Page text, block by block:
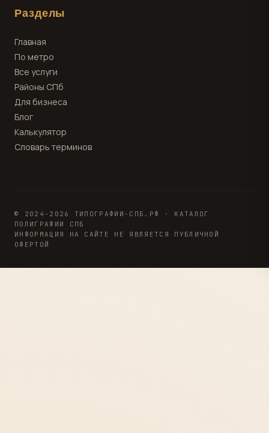
Разделы
Главная
По метро
Все услуги
Районы СПб
Для бизнеса
Блог
Калькулятор
Словарь терминов
© 2024-2026 ТИПОГРАФИИ-СПБ.РФ · КАТАЛОГ
ПОЛИГРАФИИ СПБ
ИНФОРМАЦИЯ НА САЙТЕ НЕ ЯВЛЯЕТСЯ ПУБЛИЧНОЙ
ОФЕРТОЙ